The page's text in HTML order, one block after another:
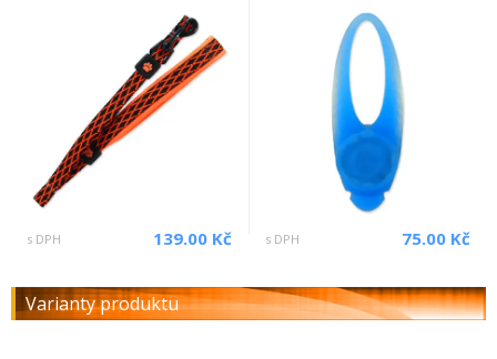
s DPH 139.00 Kč s DPH 75.00 Kč
Varianty produktu